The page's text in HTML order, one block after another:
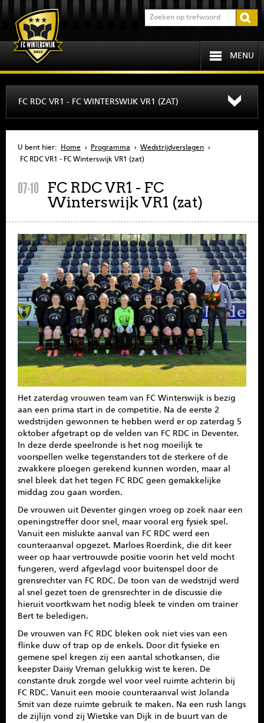
MENU
OVER FCW
INFORMATIE
SENIOREN
SPONSOREN
CONTACT
MENU
FC RDC VR1 - FC WINTERSWIJK VR1 (ZAT)
U bent hier: Home › Programma › Wedstrijdverslagen ›
FC RDC VR1 - FC Winterswijk VR1 (zat)
07-10 FC RDC VR1 - FC
Winterswijk VR1 (zat)
Het zaterdag vrouwen team van FC Winterswijk is bezig
aan een prima start in de competitie. Na de eerste 2
wedstrijden gewonnen te hebben werd er op zaterdag 5
oktober afgetrapt op de velden van FC RDC in Deventer.
In deze derde speelronde is het nog moeilijk te
voorspellen welke tegenstanders tot de sterkere of de
zwakkere ploegen gerekend kunnen worden, maar al
snel bleek dat het tegen FC RDC geen gemakkelijke
middag zou gaan worden.
De vrouwen uit Deventer gingen vroeg op zoek naar een
openingstreffer door snel, maar vooral erg fysiek spel.
Vanuit een mislukte aanval van FC RDC werd een
counteraanval opgezet. Marloes Roerdink, die dit keer
weer op haar vertrouwde positie voorin het veld mocht
fungeren, werd afgevlagd voor buitenspel door de
grensrechter van FC RDC. De toon van de wedstrijd werd
al snel gezet toen de grensrechter in de discussie die
hieruit voortkwam het nodig bleek te vinden om trainer
Bert te beledigen.
De vrouwen van FC RDC bleken ook niet vies van een
flinke duw of trap op de enkels. Door dit fysieke en
gemene spel kregen zij een aantal schotkansen, die
keepster Daisy Vreman gelukkig wist te keren. De
constante druk zorgde wel voor veel ruimte achterin bij
FC RDC. Vanuit een mooie counteraanval wist Jolanda
Smit van deze ruimte gebruik te maken. Na een rush langs
de zijlijn vond zij Wietske van Dijk in de buurt van de